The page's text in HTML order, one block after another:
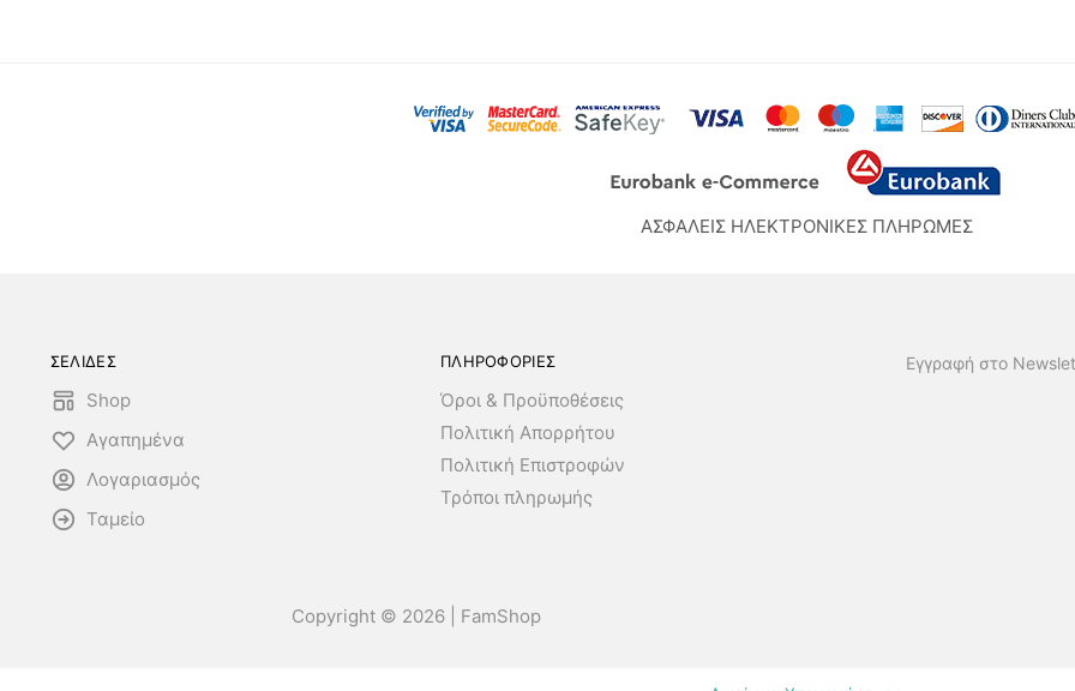
ΑΣΦΑΛΕΙΣ ΗΛΕΚΤΡΟΝΙΚΕΣ ΠΛΗΡΩΜΕΣ
ΣΕΛΙΔΕΣ
Shop
Αγαπημένα
Λογαριασμός
Ταμείο
ΠΛΗΡΟΦΟΡΙΕΣ
Όροι & Προϋποθέσεις
Πολιτική Απορρήτου
Πολιτική Επιστροφών
Τρόποι πληρωμής
Εγγραφή στο
Copyright © 2026 | FamShop